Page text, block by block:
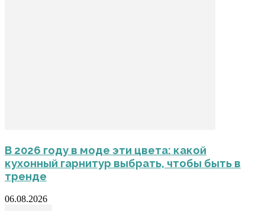
В 2026 году в моде эти цвета: какой
кухонный гарнитур выбрать, чтобы быть в
тренде
06.08.2026